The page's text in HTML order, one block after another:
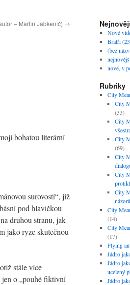
– Martin Jabkenič) →
bohatou literární
surovostí“, již
pod hlavičkou
druhou stranu, jak
jako ryze skutečnou
stále více
jen o „pouhé fiktivní
Nové
Bratři
(bez
nové, v
Rubriky
City
City
(33)
City
City
(69)
City
City
City
názorů
City
(14)
City
(17)
Flying
Jádro
Jádro
ucelený
Jádro